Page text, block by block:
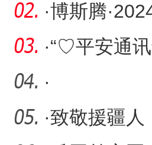
·博斯腾
马拉松鸣枪
·“♡平安通
连心桥
·
·致敬援疆人